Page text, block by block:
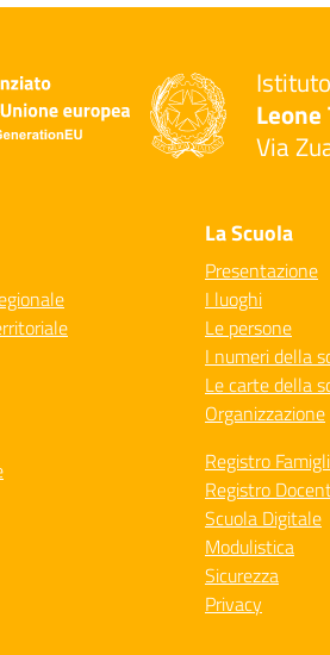
Via
La Scuola
Presentazione
I luoghi
Le persone
I numeri della
Le carte della
Organizzazione
Registro
Registro
Scuola Digitale
Modulistica
Sicurezza
Privacy